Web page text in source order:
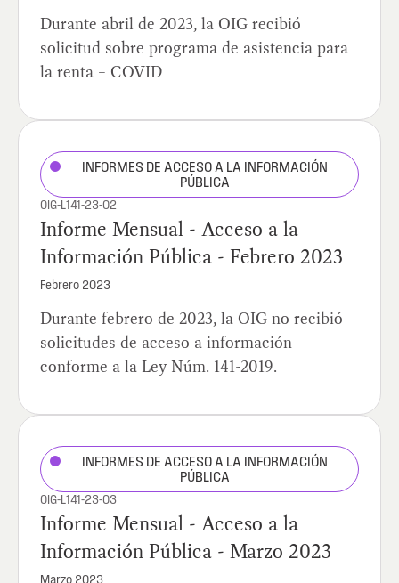
Durante abril de 2023, la OIG recibió
solicitud sobre programa de asistencia para
la renta – COVID
INFORMES DE ACCESO A LA INFORMACIÓN
PÚBLICA
OIG-L141-23-02
Informe Mensual - Acceso a la
Información Pública - Febrero 2023
Febrero 2023
Durante febrero de 2023, la OIG no recibió
solicitudes de acceso a información
conforme a la Ley Núm. 141-2019.
INFORMES DE ACCESO A LA INFORMACIÓN
PÚBLICA
OIG-L141-23-03
Informe Mensual - Acceso a la
Información Pública - Marzo 2023
Marzo 2023